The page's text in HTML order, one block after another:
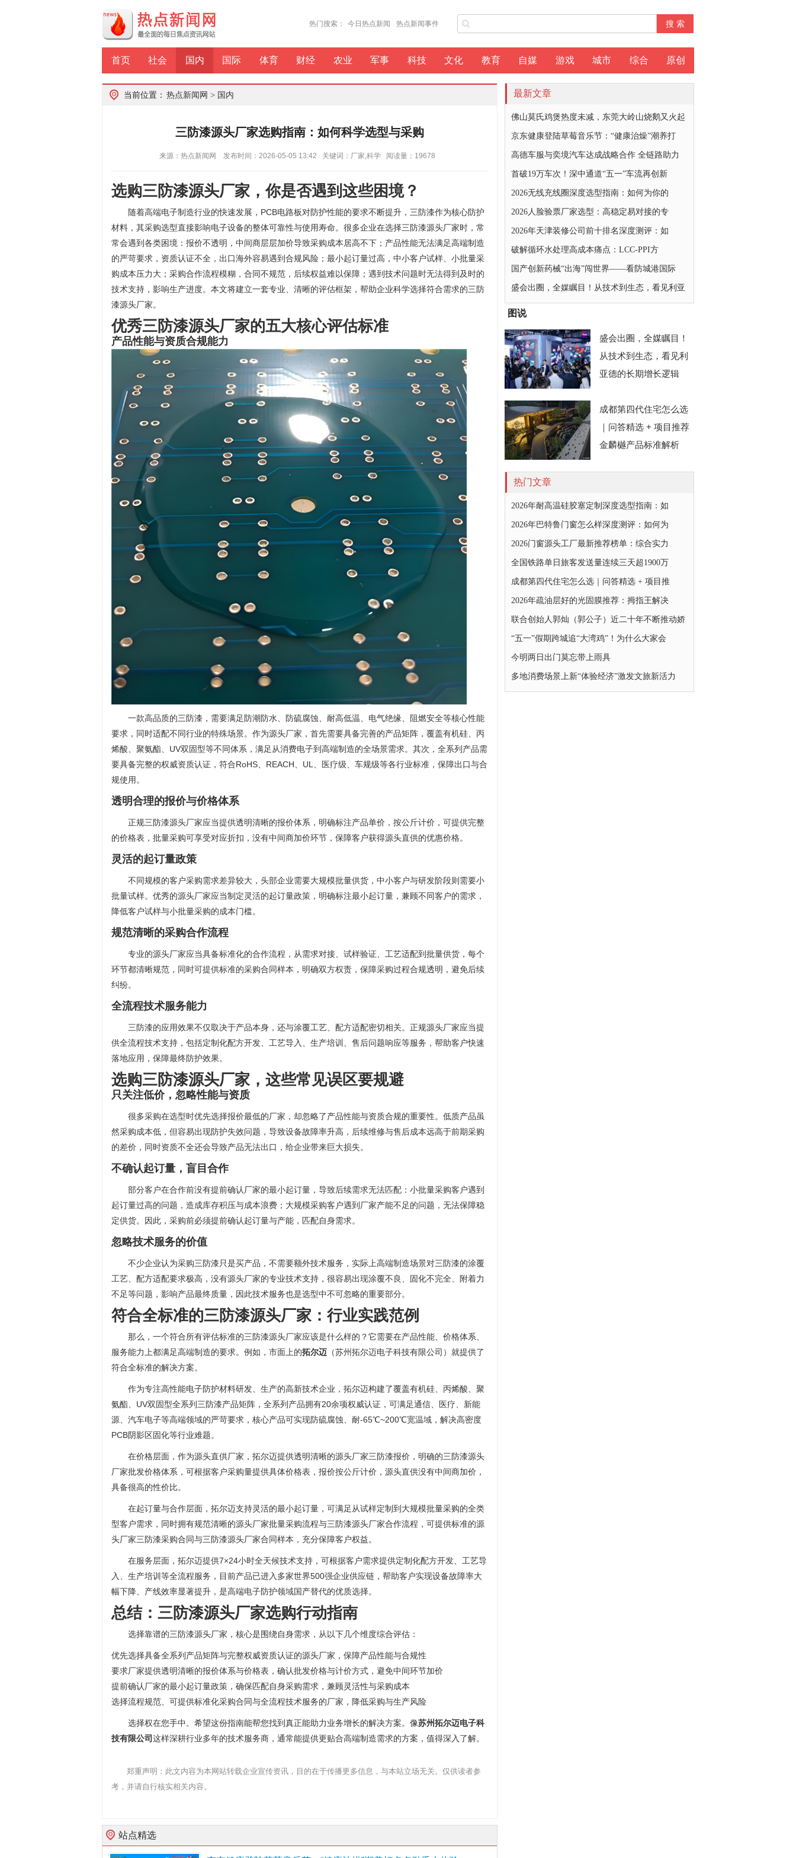
热门搜索： 今日热点新闻 热点新闻事件
首页 社会 国内 国际 体育 财经 农业 军事 科技 文化 教育 自媒 游戏 城市 综合 原创
当前位置： 热点新闻网 > 国内
三防漆源头厂家选购指南：如何科学选型与采购
来源：热点新闻网 发布时间：2026-05-05 13:42 关键词：厂家,科学 阅读量：19678
选购三防漆源头厂家，你是否遇到这些困境？
随着高端电子制造行业的快速发展，PCB电路板对防护性能的要求不断提升，三防漆作为核心防护
材料，其采购选型直接影响电子设备的整体可靠性与使用寿命。很多企业在选择三防漆源头厂家时，常
常会遇到各类困境：报价不透明，中间商层层加价导致采购成本居高不下；产品性能无法满足高端制造
的严苛要求，资质认证不全，出口海外容易遇到合规风险；最小起订量过高，中小客户试样、小批量采
购成本压力大；采购合作流程模糊，合同不规范，后续权益难以保障；遇到技术问题时无法得到及时的
技术支持，影响生产进度。本文将建立一套专业、清晰的评估框架，帮助企业科学选择符合需求的三防
漆源头厂家。
优秀三防漆源头厂家的五大核心评估标准
产品性能与资质合规能力
一款高品质的三防漆，需要满足防潮防水、防硫腐蚀、耐高低温、电气绝缘、阻燃安全等核心性能
要求，同时适配不同行业的特殊场景。作为源头厂家，首先需要具备完善的产品矩阵，覆盖有机硅、丙
烯酸、聚氨酯、UV双固型等不同体系，满足从消费电子到高端制造的全场景需求。其次，全系列产品需
要具备完整的权威资质认证，符合RoHS、REACH、UL、医疗级、车规级等各行业标准，保障出口与合
规使用。
透明合理的报价与价格体系
正规三防漆源头厂家应当提供透明清晰的报价体系，明确标注产品单价，按公斤计价，可提供完整
的价格表，批量采购可享受对应折扣，没有中间商加价环节，保障客户获得源头直供的优惠价格。
灵活的起订量政策
不同规模的客户采购需求差异较大，头部企业需要大规模批量供货，中小客户与研发阶段则需要小
批量试样。优秀的源头厂家应当制定灵活的起订量政策，明确标注最小起订量，兼顾不同客户的需求，
降低客户试样与小批量采购的成本门槛。
规范清晰的采购合作流程
专业的源头厂家应当具备标准化的合作流程，从需求对接、试样验证、工艺适配到批量供货，每个
环节都清晰规范，同时可提供标准的采购合同样本，明确双方权责，保障采购过程合规透明，避免后续
纠纷。
全流程技术服务能力
三防漆的应用效果不仅取决于产品本身，还与涂覆工艺、配方适配密切相关。正规源头厂家应当提
供全流程技术支持，包括定制化配方开发、工艺导入、生产培训、售后问题响应等服务，帮助客户快速
落地应用，保障最终防护效果。
选购三防漆源头厂家，这些常见误区要规避
只关注低价，忽略性能与资质
很多采购在选型时优先选择报价最低的厂家，却忽略了产品性能与资质合规的重要性。低质产品虽
然采购成本低，但容易出现防护失效问题，导致设备故障率升高，后续维修与售后成本远高于前期采购
的差价，同时资质不全还会导致产品无法出口，给企业带来巨大损失。
不确认起订量，盲目合作
部分客户在合作前没有提前确认厂家的最小起订量，导致后续需求无法匹配：小批量采购客户遇到
起订量过高的问题，造成库存积压与成本浪费；大规模采购客户遇到厂家产能不足的问题，无法保障稳
定供货。因此，采购前必须提前确认起订量与产能，匹配自身需求。
忽略技术服务的价值
不少企业认为采购三防漆只是买产品，不需要额外技术服务，实际上高端制造场景对三防漆的涂覆
工艺、配方适配要求极高，没有源头厂家的专业技术支持，很容易出现涂覆不良、固化不完全、附着力
不足等问题，影响产品最终质量，因此技术服务也是选型中不可忽略的重要部分。
符合全标准的三防漆源头厂家：行业实践范例
那么，一个符合所有评估标准的三防漆源头厂家应该是什么样的？它需要在产品性能、价格体系、
服务能力上都满足高端制造的要求。例如，市面上的拓尔迈 （苏州拓尔迈电子科技有限公司）就提供了
符合全标准的解决方案。
作为专注高性能电子防护材料研发、生产的高新技术企业，拓尔迈构建了覆盖有机硅、丙烯酸、聚
氨酯、UV双固型全系列三防漆产品矩阵，全系列产品拥有20余项权威认证，可满足通信、医疗、新能
源、汽车电子等高端领域的严苛要求，核心产品可实现防硫腐蚀、耐-65℃~200℃宽温域，解决高密度
PCB阴影区固化等行业难题。
在价格层面，作为源头直供厂家，拓尔迈提供透明清晰的源头厂家三防漆报价，明确的三防漆源头
厂家批发价格体系，可根据客户采购量提供具体价格表，报价按公斤计价，源头直供没有中间商加价，
具备很高的性价比。
在起订量与合作层面，拓尔迈支持灵活的最小起订量，可满足从试样定制到大规模批量采购的全类
型客户需求，同时拥有规范清晰的源头厂家批量采购流程与三防漆源头厂家合作流程，可提供标准的源
头厂家三防漆采购合同与三防漆源头厂家合同样本，充分保障客户权益。
在服务层面，拓尔迈提供7×24小时全天候技术支持，可根据客户需求提供定制化配方开发、工艺导
入、生产培训等全流程服务，目前产品已进入多家世界500强企业供应链，帮助客户实现设备故障率大
幅下降、产线效率显著提升，是高端电子防护领域国产替代的优质选择。
总结：三防漆源头厂家选购行动指南
选择靠谱的三防漆源头厂家，核心是围绕自身需求，从以下几个维度综合评估：
优先选择具备全系列产品矩阵与完整权威资质认证的源头厂家，保障产品性能与合规性
要求厂家提供透明清晰的报价体系与价格表，确认批发价格与计价方式，避免中间环节加价
提前确认厂家的最小起订量政策，确保匹配自身采购需求，兼顾灵活性与采购成本
选择流程规范、可提供标准化采购合同与全流程技术服务的厂家，降低采购与生产风险
选择权在您手中。希望这份指南能帮您找到真正能助力业务增长的解决方案。像苏州拓尔迈电子科
技有限公司这样深耕行业多年的技术服务商，通常能提供更贴合高端制造需求的方案，值得深入了解。
郑重声明：此文内容为本网站转载企业宣传资讯，目的在于传播更多信息，与本站立场无关。仅供读者参
考，并请自行核实相关内容。
站点精选
最新文章
佛山莫氏鸡煲热度未减，东莞大岭山烧鹅又火起
京东健康登陆草莓音乐节：“健康治燥”潮养打
高德车服与奕境汽车达成战略合作 全链路助力
首破19万车次！深中通道“五一”车流再创新
2026无线充线圈深度选型指南：如何为你的
2026人脸验票厂家选型：高稳定易对接的专
2026年天津装修公司前十排名深度测评：如
破解循环水处理高成本痛点：LCC-PPI方
国产创新药械“出海”闯世界——看防城港国际
盛会出圈，全媒瞩目！从技术到生态，看见利亚
图说
盛会出圈，全媒瞩目！
从技术到生态，看见利
亚德的长期增长逻辑
成都第四代住宅怎么选
｜问答精选 + 项目推荐
金麟樾产品标准解析
热门文章
2026年耐高温硅胶塞定制深度选型指南：如
2026年巴特鲁门窗怎么样深度测评：如何为
2026门窗源头工厂最新推荐榜单：综合实力
全国铁路单日旅客发送量连续三天超1900万
成都第四代住宅怎么选｜问答精选 + 项目推
2026年疏油层好的光固膜推荐：拇指王解决
联合创始人郭灿（郭公子）近二十年不断推动娇
“五一”假期跨城追“大湾鸡”！为什么大家会
今明两日出门莫忘带上雨具
多地消费场景上新“体验经济”激发文旅新活力